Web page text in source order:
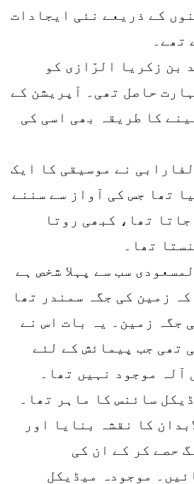
کے ذریعے نئی ایجادات
تھے۔
بن زکریا الرّازی کو
حاصل تھی۔ آپریشن کے
کا طریقہ بھی اسی کی
نے موسیقی کا ایک
تھا جس کی آواز سے سننے
جاتا تھا، کبھی روتا
تھا۔
سب سے پہلا شخص ہے
زمین کی جگہ سمندر تھا
جگہ زمین۔ یہ بات اس نے
تھی جب پیمائش کے لئے
آلہ موجود نہیں تھا۔
سائنس کا ماہر تھا۔
کا نقشہ بنایا اور
حصے کر کے ان کی
موجودہ میڈیکل